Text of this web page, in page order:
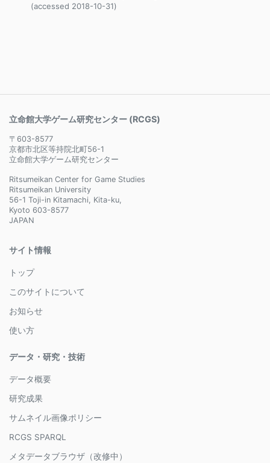
(accessed 2018-10-31)
立命館大学ゲーム研究センター (RCGS)
〒603-8577
京都市北区等持院北町56-1
立命館大学ゲーム研究センター
Ritsumeikan Center for Game Studies
Ritsumeikan University
56-1 Toji-in Kitamachi, Kita-ku,
Kyoto 603-8577
JAPAN
サイト情報
トップ
このサイトについて
お知らせ
使い方
データ・研究・技術
データ概要
研究成果
サムネイル画像ポリシー
RCGS SPARQL
メタデータブラウザ（改修中）